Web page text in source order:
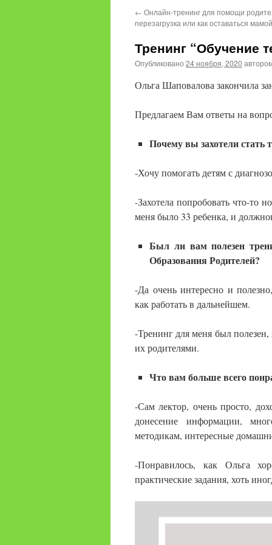
← Онлайн-тренинг для помощи
перезагрузка или как оставаться
Тренинг “Обучение
Опубликовано 24 ноября, 2020
Ольга Шаповалова закончила
Предлагаем Вам ответы на
Почему вы захотели стать
-Хочу помогать детям с
-Захотела попробовать что-то
меня было 33 ребенка, и
Был ли вам полезен
Образования Родителей?
-Да очень интересно и
как работать в дальнейшем.
-Тренинг для меня был
их родителями.
Что вам больше всего
-Сам лектор, очень просто,
донесение информации,
методикам, интересные
-Понравилось, как Ольга
практические задания, хоть